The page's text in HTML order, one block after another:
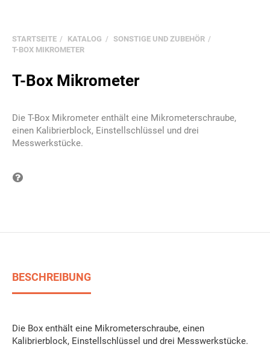
STARTSEITE KATALOG
SONSTIGE UND ZUBEHÖR
T-BOX MIKROMETER
T-Box Mikrometer
Die T-Box Mikrometer enthält eine Mikrometerschraube,
einen Kalibrierblock, Einstellschlüssel und drei
Messwerkstücke.
BESCHREIBUNG
Die Box enthält eine Mikrometerschraube, einen
Kalibrierblock, Einstellschlüssel und drei Messwerkstücke.